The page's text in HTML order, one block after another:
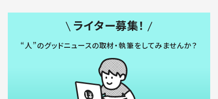
ライター募集！
“人”のグッドニュースの取材・執筆をしてみませんか？